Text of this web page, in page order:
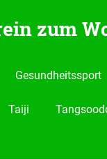
zum
Gesundheitssport
Taiji